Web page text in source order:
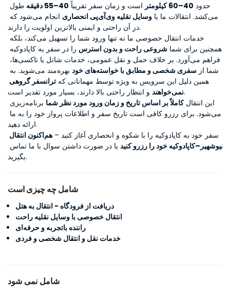
حدود 40–60 کیلومتر است و زمان سفر تقریباً 40–55 دقیقه
می‌کشد. انتقالات ما با
وسایل نقلیه وی‌آی‌پی انحصاری
در آن راحتی و ایمنی بالاترین اولویت را دارند.
همچنین برای شما شروعی راحت و بدون استرس
شما از سفری شخصی و مطابق با خواسته‌های خود
همین دلیل این سرویس به ویژه توسط مهمانانی که
نمی‌خواهند و انتظار راحتی بالا دارند، بسیار مورد تقدیر است.
این انتقال کاملاً بر اساس تاریخ و زمان ورود مورد نظر شما
ارائه دهید.
سفر خود به کاپادوکیه را با شکوه و انحصاری آغاز کنید –
نیوشهیر–کاپادوکیه خود را رزرو کنید
بگیرید.
شامل چه چیزی است
دریافت از فرودگاه - انتقال به هتل
انتقال خصوصی با وسایل نقلیه راحت
راننده باتجربه و حرفه‌ای
خدمات نقل و انتقال شخصی و فردی
شامل نمی شود